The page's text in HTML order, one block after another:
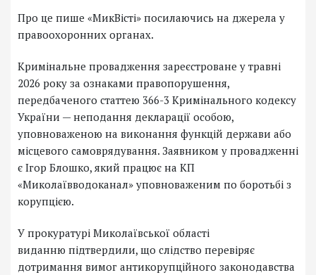
Про це пише «МикВісті» посилаючись на джерела у
правоохоронних органах.
Кримінальне провадження зареєстроване у травні
2026 року за ознаками правопорушення,
передбаченого статтею 366-3 Кримінального кодексу
України — неподання декларації особою,
уповноваженою на виконання функцій держави або
місцевого самоврядування. Заявником у провадженні
є Ігор Блошко, який працює на КП
«Миколаївводоканал» уповноваженим по боротьбі з
корупцією.
У прокуратурі Миколаївської області
виданню підтвердили, що слідство перевіряє
дотримання вимог антикорупційного законодавства